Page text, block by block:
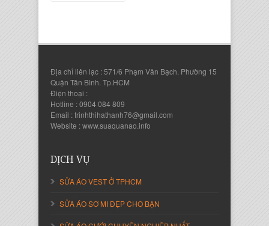
Nguyễn Thanh Sang
Địa chỉ liên lạc : 571/6 Phạm Văn Bạch. Phường 15
Quận Tân Bình. Tp.HCM
Điện thoại :
Hotline : 0904 084 809
Email : trinhthihathanh76@gmail.com
Website : www.suaquanao.info
DỊCH VỤ
SỬA ÁO VEST Ở TPHCM
SỬA ÁO SƠ MI ĐẸP CHO BẠN